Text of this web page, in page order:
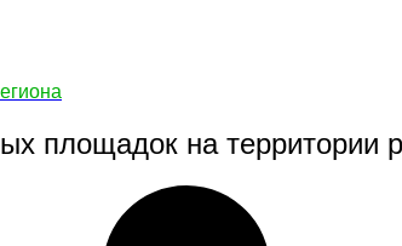
площадок на территории